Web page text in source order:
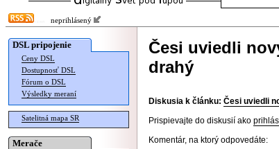
neprihlásený
DSL pripojenie
Ceny DSL
Dostupnosť DSL
Fórum o DSL
Výsledky meraní
Satelitná mapa SR
Merače
Česi uviedli
drahý
Diskusia k článku: Česi uviedli
Prispievajte do diskusií ako
Komentár, na ktorý odpovedáte: